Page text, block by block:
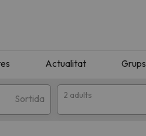
Actualitat Grups
Sortida 2 adults